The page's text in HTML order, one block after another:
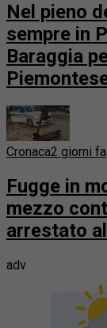
Nel pieno
sempre in
Baraggia
Cronaca2 giorni fa
Fugge in
mezzo
arrestato
adv